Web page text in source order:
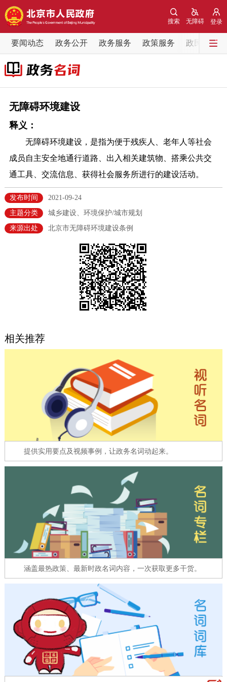
登录
无障碍
搜索
要闻动态 政务公开 政务服务 政策服务 政民互动
要闻动态
党中央精神
各区热点
政务公开
市领导 机构职能 政策服务
政策兑现 政策解读
法人服务
12345网上接诉即办 我要咨询 我要建议
在线访谈
走进北京
十六区概览 人文北京
绿色北京 图说北京 视频北京
多语种
ENGLISH 한국어 日本語
DEUTSCH FRANÇAIS РУССКИЙ ЯЗЫК
ESPAÑOL PORTUGUÊS
ITALIANO
无障碍环境建设
释义：
无障碍环境建设，是指为便于残疾人、老年人等社会
成员自主安全地通行道路、出入相关建筑物、搭乘公共交
通工具、交流信息、获得社会服务所进行的建设活动。
发布时间
2021-09-24
主题分类
城乡建设、环境保护/城市规划
来源出处
北京市无障碍环境建设条例
相关推荐
提供实用要点及视频事例，让政务名词动起来。
涵盖最热政策、最新时政名词内容，一次获取更多干货。